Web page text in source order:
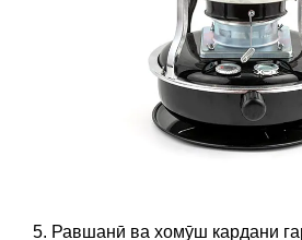
5. Равшанӣ ва хомӯш кардани